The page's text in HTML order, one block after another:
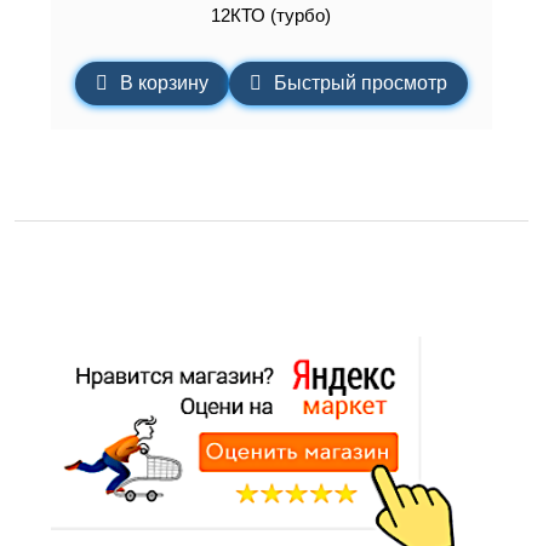
12КТО (турбо)
В корзину Быстрый просмотр